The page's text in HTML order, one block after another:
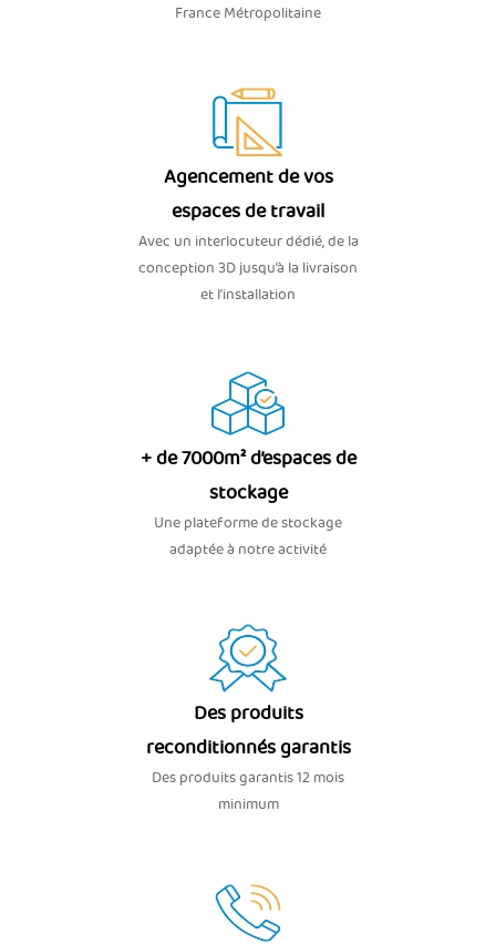
France Métropolitaine
Agencement de vos
espaces de travail
Avec un interlocuteur dédié, de la
conception 3D jusqu’à la livraison
et l'installation
+ de 7000m² d’espaces de
stockage
Une plateforme de stockage
adaptée à notre activité
Des produits
reconditionnés garantis
Des produits garantis 12 mois
minimum